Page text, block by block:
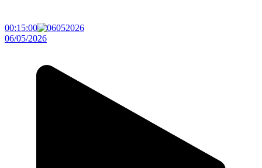
00:15:00
06/05/2026